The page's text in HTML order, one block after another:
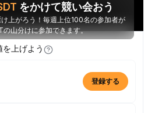
をかけて競い会おう
上がろう！毎週上位100名の参加者が
山分けに参加できます。
上げよう
登録する